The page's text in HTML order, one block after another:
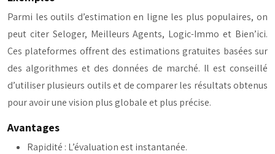
Parmi les outils d’estimation en ligne les plus populaires, on
peut citer Seloger, Meilleurs Agents, Logic-Immo et Bien’ici.
Ces plateformes offrent des estimations gratuites basées sur
des algorithmes et des données de marché. Il est conseillé
d’utiliser plusieurs outils et de comparer les résultats obtenus
pour avoir une vision plus globale et plus précise.
Avantages
Rapidité : L’évaluation est instantanée.